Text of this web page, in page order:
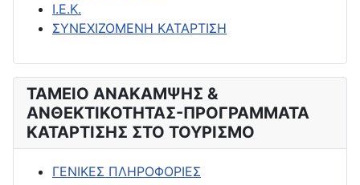
Ι.Ε.Κ.
ΣΥΝΕΧΙΖΟΜΕΝΗ ΚΑΤΑΡΤΙΣΗ
ΤΑΜΕΙΟ ΑΝΑΚΑΜΨΗΣ &
ΑΝΘΕΚΤΙΚΟΤΗΤΑΣ-ΠΡΟΓΡΑΜΜΑΤΑ
ΚΑΤΑΡΤΙΣΗΣ ΣΤΟ ΤΟΥΡΙΣΜΟ
ΓΕΝΙΚΕΣ ΠΛΗΡΟΦΟΡΙΕΣ